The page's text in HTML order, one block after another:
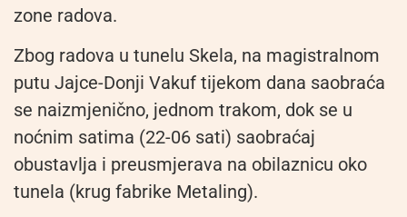
zone radova.
Zbog radova u tunelu Skela, na magistralnom
putu Jajce-Donji Vakuf tijekom dana saobraća
se naizmjenično, jednom trakom, dok se u
noćnim satima (22-06 sati) saobraćaj
obustavlja i preusmjerava na obilaznicu oko
tunela (krug fabrike Metaling).